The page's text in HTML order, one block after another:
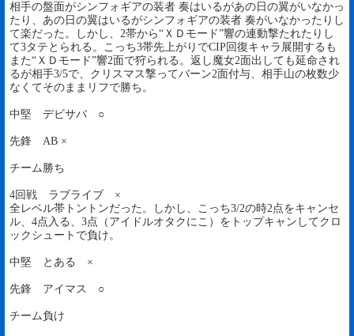
相手の盤面がシンフォギアの装者 奏はいるがあの日の翼がいなかっ
たり、あの日の翼はいるがシンフォギアの装者 奏がいなかったりし
て楽だった。しかし、2帯から“ＸＤモード”響の連動撃たれたりし
て3タテとられる。こっち3帯先上がりでCIP回復キャラ展開するも
また“ＸＤモード”響2面で狩られる。返し魔女2面出しても延命され
るが相手3/5で、クリスマス撃ってバーン2面付与、相手山の枚数少
なくてそのままリフで勝ち。
中堅 デビサバ ○
先鋒 AB ×
チーム勝ち
4回戦 ラブライブ ×
全レベル帯トントンだった。しかし、こっち3/2の時2点をキャンセ
ル、4点入る、3点（アイドルオタクにこ）をトップキャンしてクロ
ックシュートで負け。
中堅 とある ×
先鋒 アイマス ○
チーム負け